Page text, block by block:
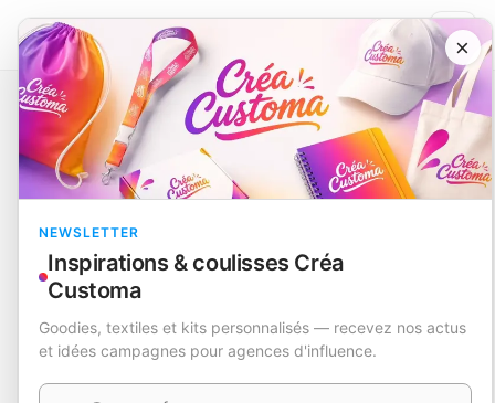
×
NEWSLETTER
Inspirations & coulisses Créa
Customa
Goodies, textiles et kits personnalisés — recevez nos actus
et idées campagnes pour agences d'influence.
Votre e-mail
Catalogue Textile Gilet Belsan
EN STOCK